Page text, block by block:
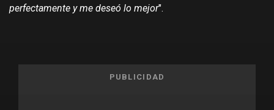
perfectamente y me deseó lo mejor".
PUBLICIDAD